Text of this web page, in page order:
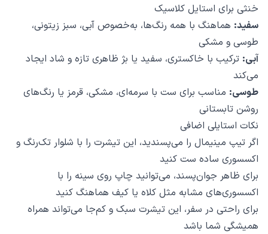
خنثی برای استایل کلاسیک
سفید: هماهنگ با همه رنگ‌ها، به‌خصوص آبی، سبز زیتونی،
طوسی و مشکی
آبی: ترکیب با خاکستری، سفید یا بژ ظاهری تازه و شاد ایجاد
می‌کند
طوسی: مناسب برای ست با سرمه‌ای، مشکی، قرمز یا رنگ‌های
روشن تابستانی
نکات استایلی اضافی
اگر تیپ مینیمال را می‌پسندید، این تیشرت را با شلوار تک‌رنگ و
اکسسوری ساده ست کنید
برای ظاهر جوان‌پسند، می‌توانید چاپ روی سینه را با
اکسسوری‌های مشابه مثل کلاه یا کیف هماهنگ کنید
برای راحتی در سفر، این تیشرت سبک و کم‌جا می‌تواند همراه
همیشگی شما باشد